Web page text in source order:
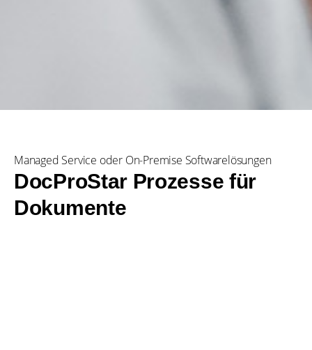
Managed Service oder On-Premise Softwarelösungen
DocProStar Prozesse für
Dokumente